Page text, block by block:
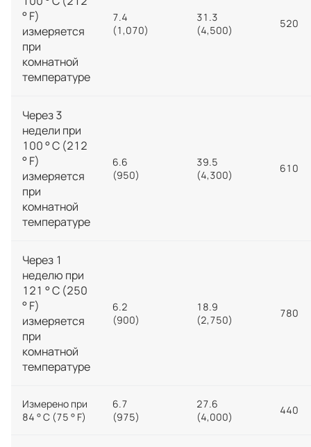
° F)
измеряется
при
комнатной
температуре
7.4
(1,070)
31.3
(4,500)
520
Через 3
недели при
100 ° C (212
° F)
измеряется
при
комнатной
температуре
6.6
(950)
39.5
(4,300)
610
Через 1
неделю при
121 ° C (250
° F)
измеряется
при
комнатной
температуре
6.2
(900)
18.9
(2,750)
780
Измерено при
84 ° C (75 ° F)
6.7
(975)
27.6
(4,000)
440